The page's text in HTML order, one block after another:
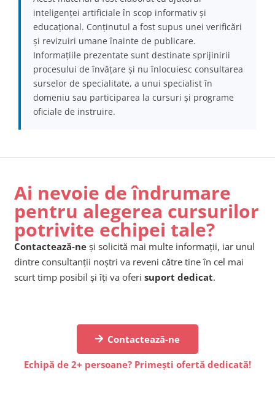
inteligenței artificiale în scop informativ și
educațional. Conținutul a fost supus unei verificări
și revizuiri umane înainte de publicare.
Informațiile prezentate sunt destinate sprijinirii
procesului de învățare și nu înlocuiesc consultarea
surselor de specialitate, a unui specialist în
domeniu sau participarea la cursuri și programe
oficiale de instruire.
Ai nevoie de îndrumare
pentru alegerea cursurilor
potrivite echipei tale?
Contactează-ne și solicită mai multe informații, iar unul
dintre consultanții noștri va reveni către tine în cel mai
scurt timp posibil și îți va oferi suport dedicat.
Contactează-ne
Echipă de 2+ persoane? Primești ofertă dedicată!